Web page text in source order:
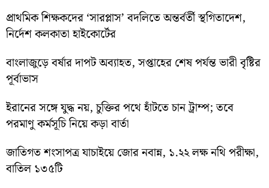
প্রাথমিক শিক্ষকদের ‘সারপ্লাস’ বদলিতে অন্তর্বর্তী স্থগিতাদেশ,
নির্দেশ কলকাতা হাইকোর্টের
বাংলাজুড়ে বর্ষার দাপট অব্যাহত, সপ্তাহের শেষ পর্যন্ত ভারী বৃষ্টির
পূর্বাভাস
ইরানের সঙ্গে যুদ্ধ নয়, চুক্তির পথে হাঁটতে চান ট্রাম্প; তবে
পরমাণু কর্মসূচি নিয়ে কড়া বার্তা
জাতিগত শংসাপত্র যাচাইয়ে জোর নবান্ন, ১.২২ লক্ষ নথি পরীক্ষা,
বাতিল ১৩৫টি